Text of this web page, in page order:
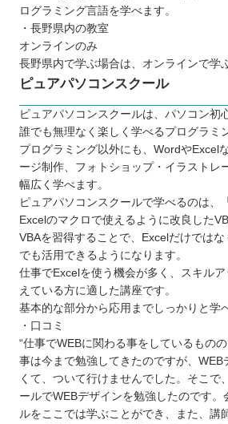
ログラミング言語を学べます。
・長野県内の教室
オンラインのみ
長野県内で学ぶ場合は、オンラインで学
ピュアパソコンスクール
ピュアパソコンスクールは、パソコン初
誰でも無理なく楽しく学べるプログラミ
プログラミング以外にも、WordやExcel
ージ制作、フォトショップ・イラストレ
幅広く学べます。
ピュアパソコンスクールで学べるのは、
Excelのマクロで使えるように改良した
VBAを習得することで、Excelだけではな
でも活用できるようになります。
仕事でExcelを使う機会が多く、スキル
えている方に適した講座です。
基本的な部分から応用までしっかりと学
・口コミ
“仕事でWEBに関わる事をしているもの
事は今まで勉強してきたのですが、WEB
くて、ついて行けませんでした。そこで
ールでWEBデザインを勉強したのです。
ルをここでは学ぶことができ、また、講